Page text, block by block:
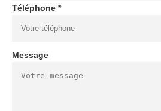
Téléphone *
Message